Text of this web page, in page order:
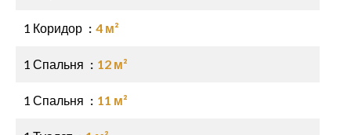
1 Коридор 4 м²
1 Спальня 12 м²
1 Спальня 11 м²